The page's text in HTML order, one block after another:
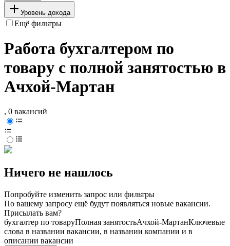
Уровень дохода
Ещё фильтры
Работа бухгалтером по
товару с полной занятостью в
Ачхой-Мартан
, 0 вакансий
Ничего не нашлось
Попробуйте изменить запрос или фильтры
По вашему запросу ещё будут появляться новые вакансии.
Присылать вам?
бухгалтер по товаруПолная занятостьАчхой-МартанКлючевые
слова в названии вакансии, в названии компании и в
описании вакансии